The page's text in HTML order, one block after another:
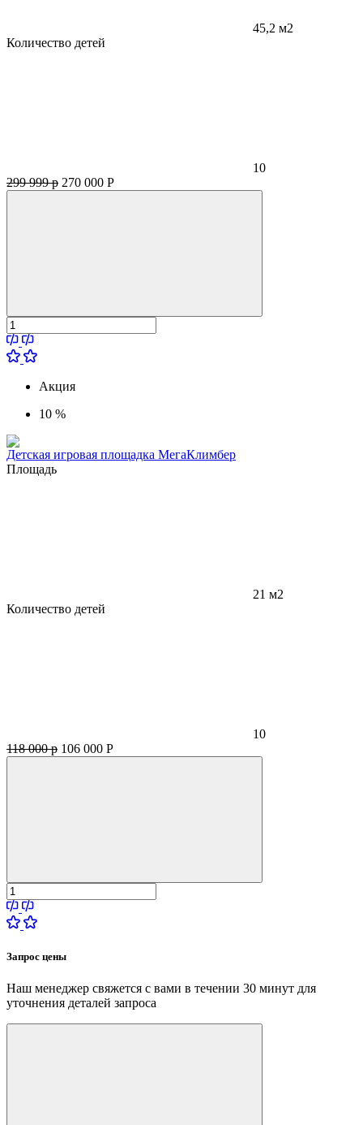
45,2 м2
Количество детей
10
299 999 р 270 000 Р
Акция
10 %
Детская игровая площадка МегаКлимбер
Площадь
21 м2
Количество детей
10
118 000 р 106 000 Р
Запрос цены
Наш менеджер свяжется с вами в течении 30 минут для
уточнения деталей запроса